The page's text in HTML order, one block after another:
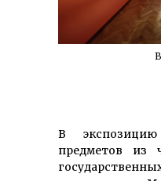
В
предметов из